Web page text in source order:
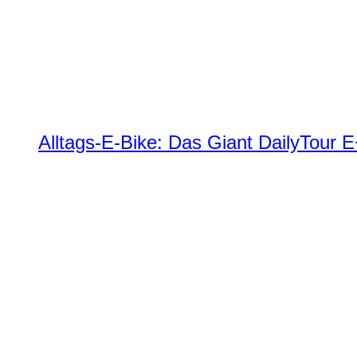
Alltags-E-Bike: Das Giant DailyTour